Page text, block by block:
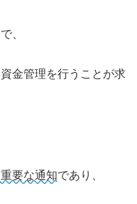
、
金管理を行うことが求
要な通知であり、